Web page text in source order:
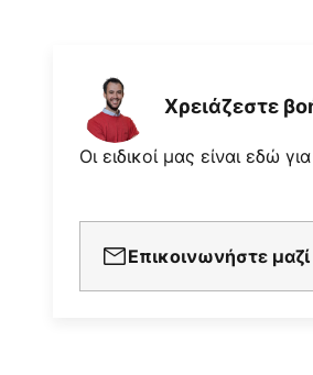
Χρειάζεστε
Οι ειδικοί μας είναι εδώ
Επικοινωνήστε